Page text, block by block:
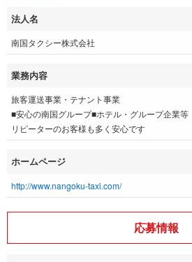
法人名
南国タクシー株式会社
業務内容
旅客運送事業・テナント事業
■安心の南国グループ■ホテル・グループ企業等
リピーターのお客様も多く安心です
ホームページ
http://www.nangoku-taxi.com/
応募情報